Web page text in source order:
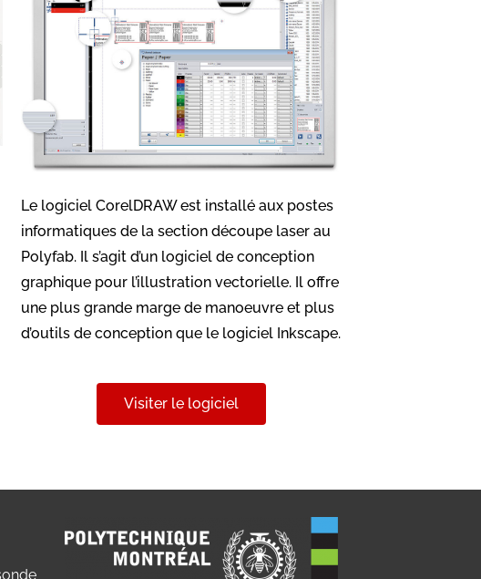
Le logiciel CorelDRAW est installé aux postes
informatiques de la section découpe laser au
Polyfab. Il s’agit d’un logiciel de conception
graphique pour l’illustration vectorielle. Il offre
une plus grande marge de manoeuvre et plus
d’outils de conception que le logiciel Inkscape.
Visiter le logiciel